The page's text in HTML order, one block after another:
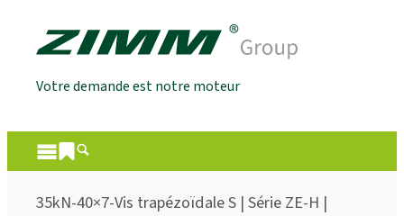
Votre demande est notre moteur
35kN-40×7-Vis trapézoïdale S | Série ZE-H |